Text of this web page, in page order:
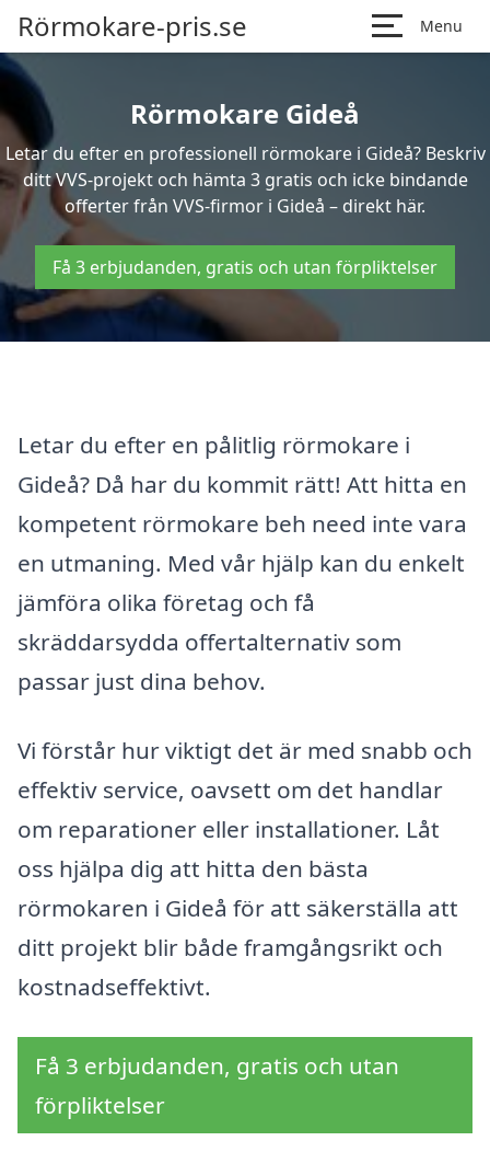
Rörmokare-pris.se Menu
Rörmokare Gideå
Letar du efter en professionell rörmokare i Gideå? Beskriv
ditt VVS-projekt och hämta 3 gratis och icke bindande
offerter från VVS-firmor i Gideå – direkt här.
Få 3 erbjudanden, gratis och utan förpliktelser
Letar du efter en pålitlig rörmokare i
Gideå? Då har du kommit rätt! Att hitta en
kompetent rörmokare beh need inte vara
en utmaning. Med vår hjälp kan du enkelt
jämföra olika företag och få
skräddarsydda offertalternativ som
passar just dina behov.
Vi förstår hur viktigt det är med snabb och
effektiv service, oavsett om det handlar
om reparationer eller installationer. Låt
oss hjälpa dig att hitta den bästa
rörmokaren i Gideå för att säkerställa att
ditt projekt blir både framgångsrikt och
kostnadseffektivt.
Få 3 erbjudanden, gratis och utan
förpliktelser